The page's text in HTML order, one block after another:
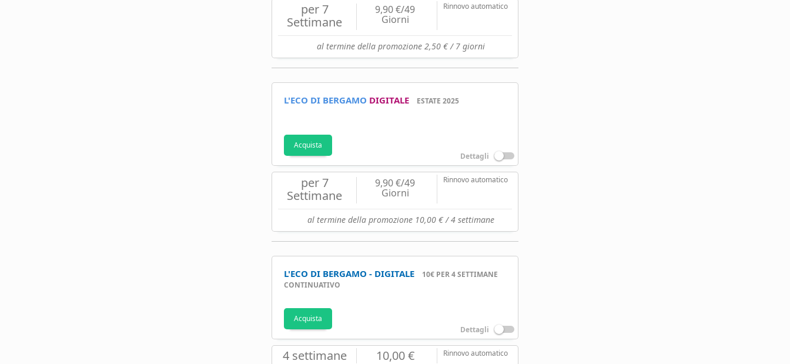
per 7
Settimane
9,90 €/49
Giorni
Rinnovo automatico
al termine della promozione 2,50 € / 7 giorni
L'ECO DI BERGAMO DIGITALE ESTATE 2025
Acquista
Dettagli
per 7
Settimane
9,90 €/49
Giorni
Rinnovo automatico
al termine della promozione 10,00 € / 4 settimane
L'ECO DI BERGAMO - DIGITALE
10€ PER 4 SETTIMANE
CONTINUATIVO
Acquista
Dettagli
4 settimane 10,00 € Rinnovo automatico